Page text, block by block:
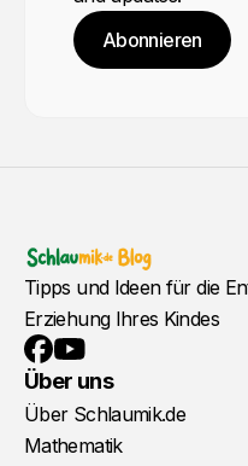
Abonnieren
Tipps und Ideen für die
Erziehung Ihres Kindes
Facebook
YouTube
Über uns
Über Schlaumik.de
Mathematik